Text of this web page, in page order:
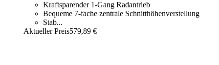
Kraftsparender 1-Gang Radantrieb
Bequeme 7-fache zentrale Schnitthöhenverstellung
Stab...
Aktueller Preis579,89 €